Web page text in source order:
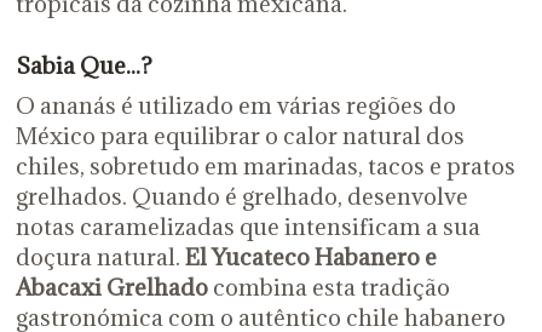
Sabia Que...?
O ananás é utilizado em várias regiões do
México para equilibrar o calor natural dos
chiles, sobretudo em marinadas, tacos e pratos
grelhados. Quando é grelhado, desenvolve
notas caramelizadas que intensificam a sua
doçura natural. El Yucateco Habanero e
Abacaxi Grelhadocombina esta tradição
gastronómica com o autêntico chile habanero